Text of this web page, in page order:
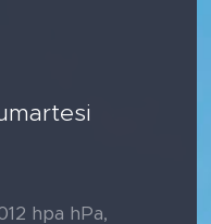
hpa hPa,